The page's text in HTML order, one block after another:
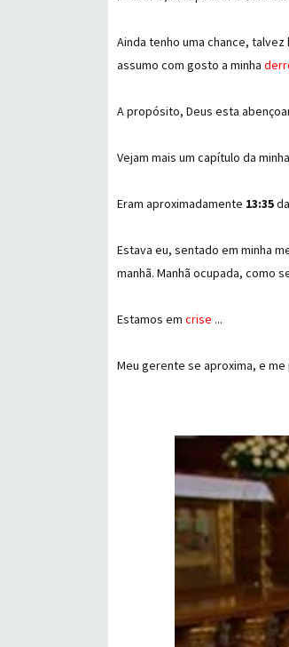
Ainda tenho uma chance,
assumo com gosto a minha
A propósito, Deus esta
Vejam mais um capítulo da
Eram aproximadamente 13:35
Estava eu, sentado em minha
manhã. Manhã ocupada, como
Estamos em crise ...
Meu gerente se aproxima, e